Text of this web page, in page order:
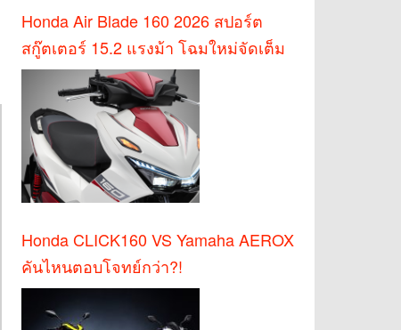
Honda Air Blade 160 2026 สปอร์ต
สกู๊ตเตอร์ 15.2 แรงม้า โฉมใหม่จัดเต็ม
Honda CLICK160 VS Yamaha AEROX
คันไหนตอบโจทย์กว่า?!